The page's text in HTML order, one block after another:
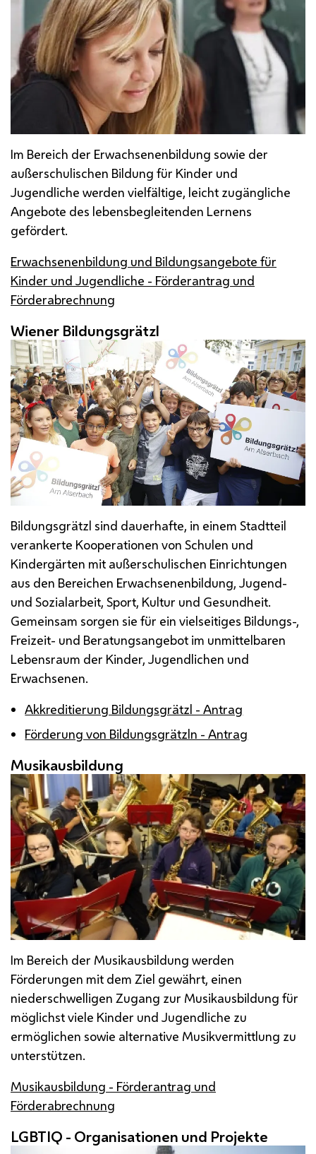
Im Bereich der Erwachsenenbildung sowie der
außerschulischen Bildung für Kinder und
Jugendliche werden vielfältige, leicht zugängliche
Angebote des lebensbegleitenden Lernens
gefördert.
Erwachsenenbildung und Bildungsangebote für
Kinder und Jugendliche - Förderantrag und
Förderabrechnung
Wiener Bildungsgrätzl
Bildungsgrätzl sind dauerhafte, in einem Stadtteil
verankerte Kooperationen von Schulen und
Kindergärten mit außerschulischen Einrichtungen
aus den Bereichen Erwachsenenbildung, Jugend-
und Sozialarbeit, Sport, Kultur und Gesundheit.
Gemeinsam sorgen sie für ein vielseitiges Bildungs-,
Freizeit- und Beratungsangebot im unmittelbaren
Lebensraum der Kinder, Jugendlichen und
Erwachsenen.
Akkreditierung Bildungsgrätzl - Antrag
Förderung von Bildungsgrätzln - Antrag
Musikausbildung
Im Bereich der Musikausbildung werden
Förderungen mit dem Ziel gewährt, einen
niederschwelligen Zugang zur Musikausbildung für
möglichst viele Kinder und Jugendliche zu
ermöglichen sowie alternative Musikvermittlung zu
unterstützen.
Musikausbildung - Förderantrag und
Förderabrechnung
LGBTIQ - Organisationen und Projekte